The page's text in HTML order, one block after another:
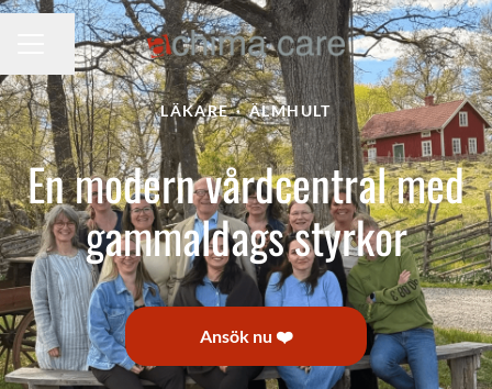
KARRIÄRMENY
Dela sidan
LÄKARE · ÄLMHULT
En modern vårdcentral med
gammaldags styrkor
Ansök nu ❤️